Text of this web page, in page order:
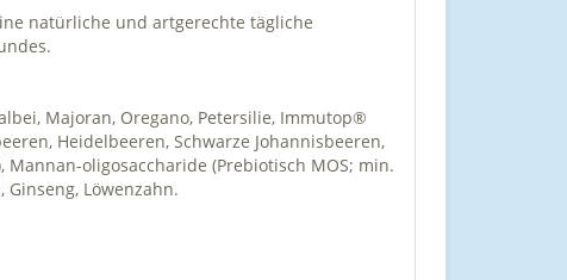
natürliche und artgerechte tägliche
Majoran, Oregano, Petersilie, Immutop®
Heidelbeeren, Schwarze Johannisbeeren,
Mannan-oligosaccharide (Prebiotisch MOS; min.
Ginseng, Löwenzahn.